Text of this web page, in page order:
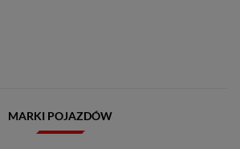
MARKI POJAZDÓW